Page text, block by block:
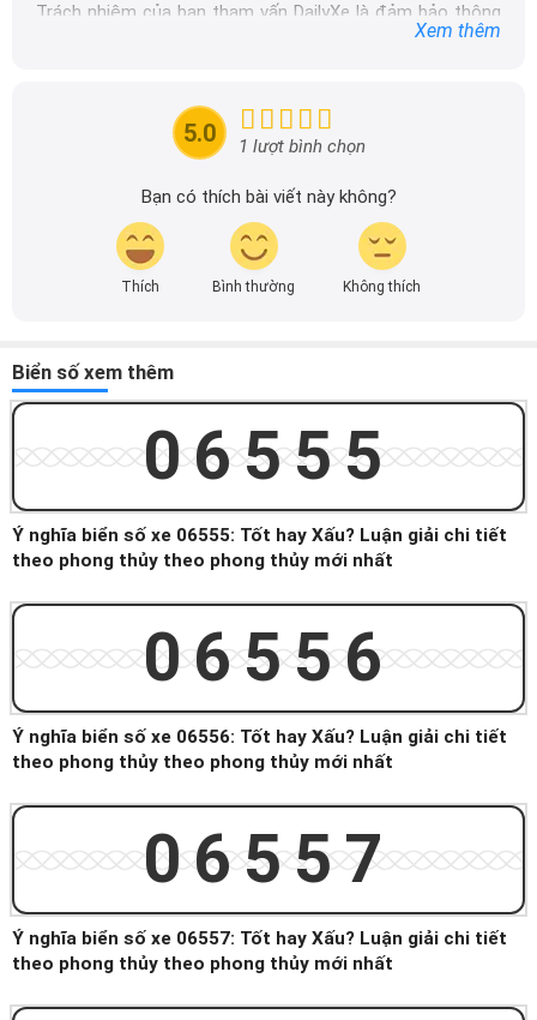
Trách nhiệm của ban tham vấn DailyXe là đảm bảo thông
tin chính xác được đăng tải trên dailyxe.com.vn, thường
tin nhanh chóng và dễ dàng hơn.
Xem thêm
5.0 1 lượt bình chọn
Bạn có thích bài viết này không?
Thích Bình thường Không thích
Biển số xem thêm
06555
Ý nghĩa biển số xe 06555: Tốt hay Xấu? Luận giải chi tiết
theo phong thủy theo phong thủy mới nhất
06556
Ý nghĩa biển số xe 06556: Tốt hay Xấu? Luận giải chi tiết
theo phong thủy theo phong thủy mới nhất
06557
Ý nghĩa biển số xe 06557: Tốt hay Xấu? Luận giải chi tiết
theo phong thủy theo phong thủy mới nhất